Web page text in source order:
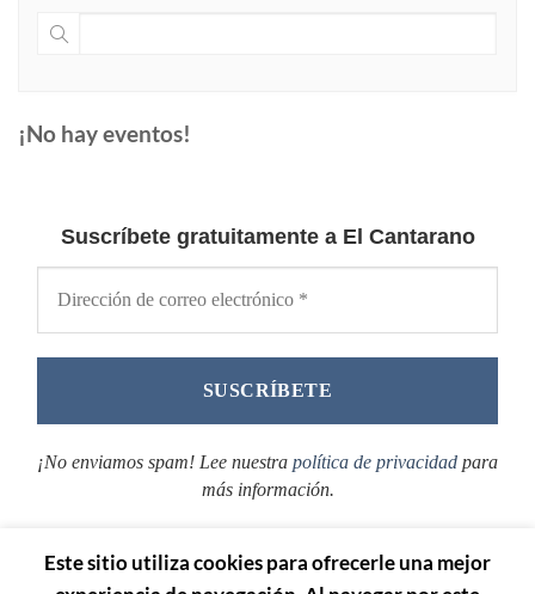
¡No hay eventos!
Suscríbete gratuitamente a El Cantarano
¡No enviamos spam! Lee nuestra política de privacidad para
más información.
Este sitio utiliza cookies para ofrecerle una mejor